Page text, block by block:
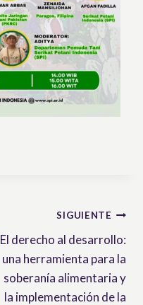
SIGUIENTE
El derecho al desarrollo:
una herramienta para la
soberanía alimentaria y
la implementación de la